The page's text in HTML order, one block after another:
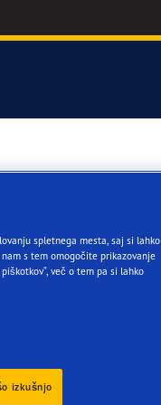
spletnega mesta, saj si lahko
s tem omogočite prikazovanje
več o tem pa si lahko
izkušnjo